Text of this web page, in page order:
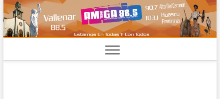
Saltar
al
contenido